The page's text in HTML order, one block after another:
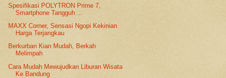
Spesifikasi POLYTRON Prime 7,
Smartphone Tangguh ...
MAXX Corner, Sensasi Ngopi Kekinian
Harga Terjangkau
Berkurban Kian Mudah, Berkah
Melimpah
Cara Mudah Mewujudkan Liburan Wisata
Ke Bandung